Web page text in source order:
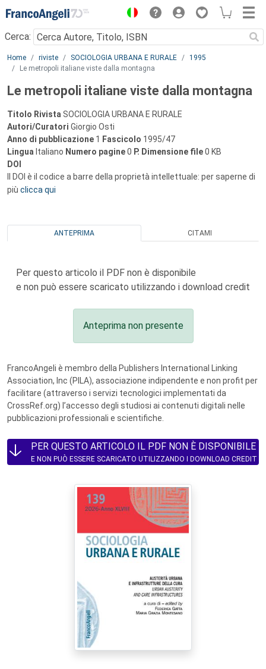
Menu
Cerca:
Main content
Home riviste SOCIOLOGIA URBANA E RURALE
1995
Le metropoli italiane viste dalla montagna
Le metropoli italiane viste dalla montagna
Titolo Rivista SOCIOLOGIA URBANA E RURALE
Autori/Curatori Giorgio Osti
Anno di pubblicazione 1 Fascicolo 1995/47
Lingua Italiano Numero pagine0 P. Dimensione file0 KB
DOI
Il DOI è il codice a barre della proprietà intellettuale: per saperne di
più clicca qui
ANTEPRIMA CITAMI
Per questo articolo il PDF non è disponibile
e non può essere scaricato utilizzando i download credit
Anteprima non presente
FrancoAngeli è membro della Publishers International Linking
Association, Inc (PILA), associazione indipendente e non profit per
facilitare (attraverso i servizi tecnologici implementati da
CrossRef.org) l’accesso degli studiosi ai contenuti digitali nelle
pubblicazioni professionali e scientifiche.
PER QUESTO ARTICOLO IL PDF NON È DISPONIBILE
E NON PUÒ ESSERE SCARICATO UTILIZZANDO I DOWNLOAD CREDIT